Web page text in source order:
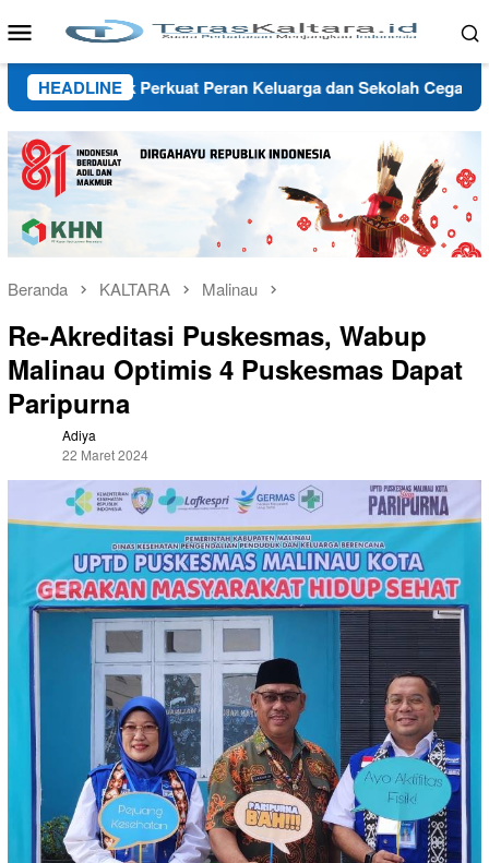
ke
Menu
Mobile
HEADLINE
Ajak Perkuat Peran Keluarga dan Sekolah Cegah Bullying
Beranda KALTARA Malinau
Re-Akreditasi Puskesmas, Wabup
Malinau Optimis 4 Puskesmas Dapat
Paripurna
Adiya
22 Maret 2024